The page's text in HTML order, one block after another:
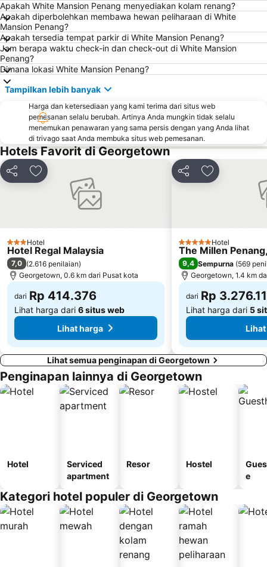
Apakah White Mansion Penang menyediakan kolam renang?
Apakah diperbolehkan membawa hewan peliharaan di White
Mansion Penang?
Apakah tersedia tempat parkir di White Mansion Penang?
Jam berapa waktu check-in dan check-out di White Mansion
Penang?
Dimana lokasi White Mansion Penang?
Tampilkan lebih banyak
Harga dan ketersediaan yang kami terima dari situs web
pemesanan selalu berubah. Artinya Anda mungkin tidak selalu
menemukan penawaran yang sama persis dengan yang Anda lihat
di trivago saat Anda membuka situs web pemesanan.
Hotels Favorit di Georgetown
BagikanTambahkan ke favorit
3 Bintang
Hotel
Hotel Regal Malaysia
7,0 (2.616 penilaian)
Georgetown, 0.6 km dari Pusat kota
dari Rp 414.376
Lihat harga dari 6 situs web
Lihat harga
BagikanTambahkan
5 BintangHotel
The Millen
9,4 Sempurna (569
Georgetown, 1.4 km
dari Rp
Lihat harga dari 5
Lihat semua penginapan di Georgetown
Penginapan lainnya di Georgetown
Hotel
Serviced
apartment
Resor Hostel
e
Kategori hotel populer di Georgetown